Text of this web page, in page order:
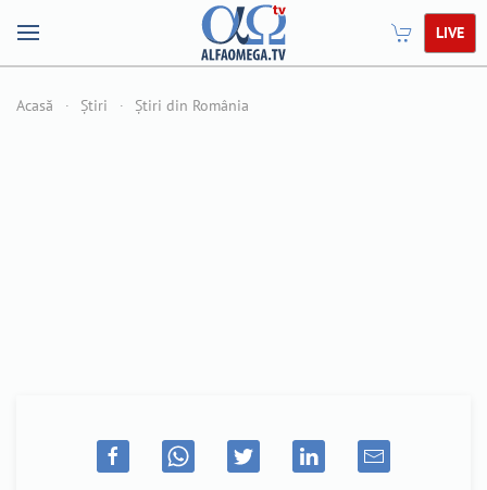
LIVE
Acasă Știri Știri din România